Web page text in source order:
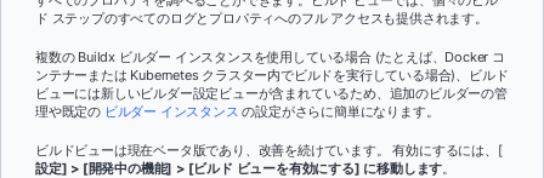
ド ステップのすべてのログとプロパティへのフル アクセスも提供されます。
複数の Buildx ビルダー インスタンスを使用している場合 (たとえば、Docker コ
ンテナーまたは Kubernetes クラスター内でビルドを実行している場合)、ビルド
ビューには新しいビルダー設定ビューが含まれているため、追加のビルダーの管
理や既定の ビルダー インスタンス の設定がさらに簡単になります。
ビルドビューは現在ベータ版であり、改善を続けています。 有効にするには、[
設定] > [開発中の機能] > [ビルド ビューを有効にする] に移動します。